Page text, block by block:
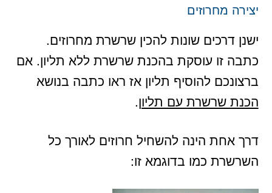
יצירה מחרוזים
ישנן דרכים שונות להכין שרשרת מחרוזים.
כתבה זו עוסקת בהכנת שרשרת ללא תליון. אם
ברצונכם להוסיף תליון אז ראו כתבה בנושא
הכנת שרשרת עם תליון.
דרך אחת הינה להשחיל חרוזים לאורך כל
השרשרת כמו בדוגמא זו: